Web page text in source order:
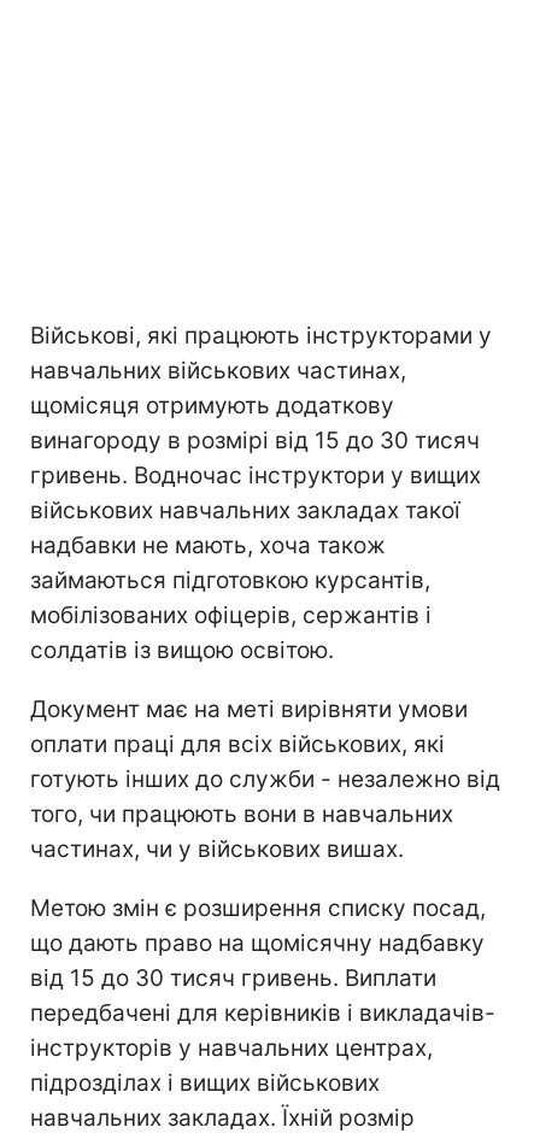
Військові, які працюють інструкторами у
навчальних військових частинах,
щомісяця отримують додаткову
винагороду в розмірі від 15 до 30 тисяч
гривень. Водночас інструктори у вищих
військових навчальних закладах такої
надбавки не мають, хоча також
займаються підготовкою курсантів,
мобілізованих офіцерів, сержантів і
солдатів із вищою освітою.
Документ має на меті вирівняти умови
оплати праці для всіх військових, які
готують інших до служби - незалежно від
того, чи працюють вони в навчальних
частинах, чи у військових вишах.
Метою змін є розширення списку посад,
що дають право на щомісячну надбавку
від 15 до 30 тисяч гривень. Виплати
передбачені для керівників і викладачів-
інструкторів у навчальних центрах,
підрозділах і вищих військових
навчальних закладах. Їхній розмір